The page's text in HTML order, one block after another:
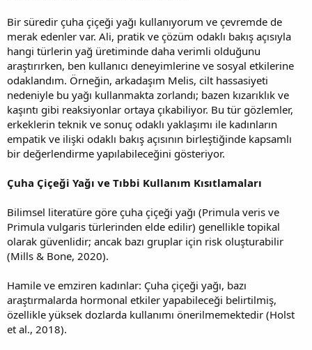
Bir süredir çuha çiçeği yağı kullanıyorum ve çevremde de
merak edenler var. Ali, pratik ve çözüm odaklı bakış açısıyla
hangi türlerin yağ üretiminde daha verimli olduğunu
araştırırken, ben kullanıcı deneyimlerine ve sosyal etkilerine
odaklandım. Örneğin, arkadaşım Melis, cilt hassasiyeti
nedeniyle bu yağı kullanmakta zorlandı; bazen kızarıklık ve
kaşıntı gibi reaksiyonlar ortaya çıkabiliyor. Bu tür gözlemler,
erkeklerin teknik ve sonuç odaklı yaklaşımı ile kadınların
empatik ve ilişki odaklı bakış açısının birleştiğinde kapsamlı
bir değerlendirme yapılabileceğini gösteriyor.
Çuha Çiçeği Yağı ve Tıbbi Kullanım Kısıtlamaları
Bilimsel literatüre göre çuha çiçeği yağı (Primula veris ve
Primula vulgaris türlerinden elde edilir) genellikle topikal
olarak güvenlidir; ancak bazı gruplar için risk oluşturabilir
(Mills & Bone, 2020).
Hamile ve emziren kadınlar: Çuha çiçeği yağı, bazı
araştırmalarda hormonal etkiler yapabileceği belirtilmiş,
özellikle yüksek dozlarda kullanımı önerilmemektedir (Holst
et al., 2018).